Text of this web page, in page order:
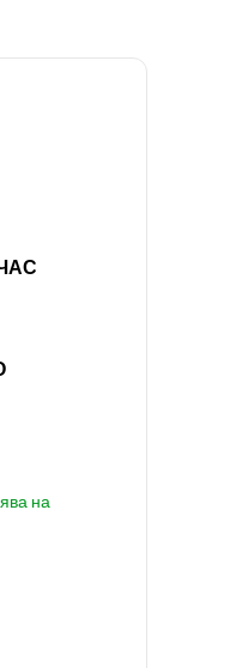
на